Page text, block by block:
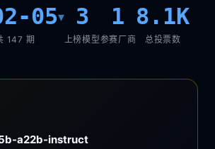
05▾
147 期
3
上榜模型
1
参赛厂商
8.1K
总投票数
a22b-instruct